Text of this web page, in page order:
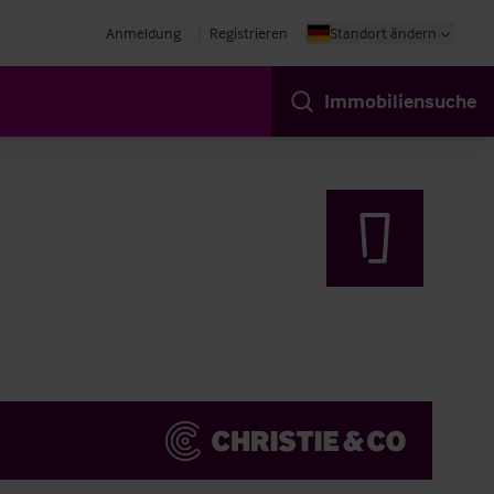
Anmeldung Registrieren Standort ändern
Immobiliensuche